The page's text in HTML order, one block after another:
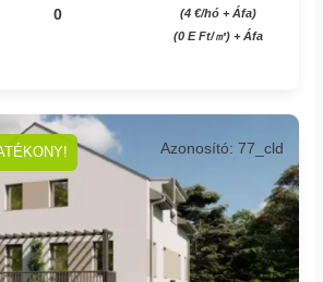
0
(4 €/hó + Áfa)
(0 E Ft/㎡) + Áfa
Azonosító: 77_cld